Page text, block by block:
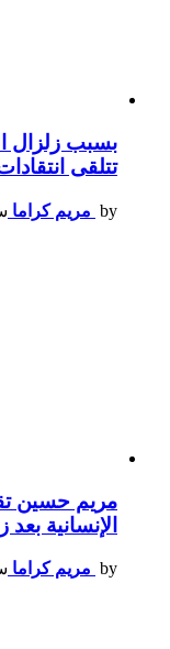
بسبب زلزال
تتلقى
by مريم كراما
مريم حسين
الإنسانية
by مريم كراما